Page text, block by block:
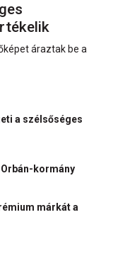
áraztak be a
a szélsőséges
kormány
márkát a